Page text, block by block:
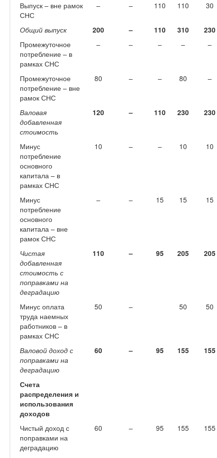
Выпуск – вне рамок
СНС
– – 110 110 30
Общий выпуск 200 – 110 310
230
Промежуточное
потребление – в
рамках СНС
– – – – –
Промежуточное
потребление – вне
рамок СНС
80 – – 80 –
Валовая
добавленная
стоимость
120 – 110 230 230
Минус
потребление
основного
капитала – в
рамках СНС
10 – – 10 10
Минус
потребление
основного
капитала – вне
рамок СНС
– – 15 15 15
Чистая
добавленная
стоимость с
поправками на
деградацию
110 – 95 205 205
Минус оплата
труда наемных
работников – в
рамках СНС
50 – 50 50
Валовой доход с
поправками на
деградацию
60 – 95 155 155
Счета
распределения и
использования
доходов
Чистый доход с
поправками на
деградацию
60 – 95 155 155